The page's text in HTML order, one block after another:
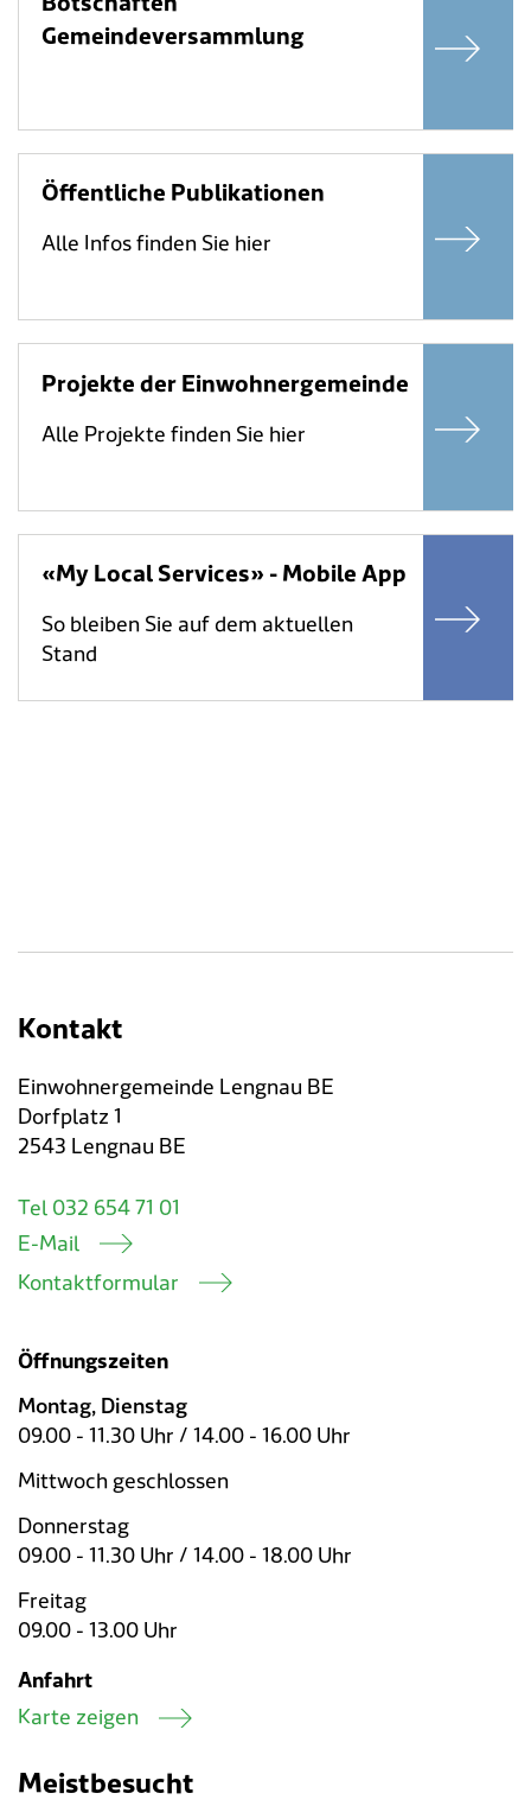
Gemeindeversammlung
Öffentliche Publikationen
Alle Infos finden Sie hier
Projekte der Einwohnergemeinde
Alle Projekte finden Sie hier
«My Local Services» - Mobile App
So bleiben Sie auf dem aktuellen
Stand
Kontakt
Einwohnergemeinde Lengnau BE
Dorfplatz 1
2543 Lengnau BE
Tel 032 654 71 01
E-Mail
Kontaktformular
Öffnungszeiten
Montag, Dienstag
09.00 - 11.30 Uhr / 14.00 - 16.00 Uhr
Mittwoch geschlossen
Donnerstag
09.00 - 11.30 Uhr / 14.00 - 18.00 Uhr
Freitag
09.00 - 13.00 Uhr
Anfahrt
Karte zeigen
Meistbesucht